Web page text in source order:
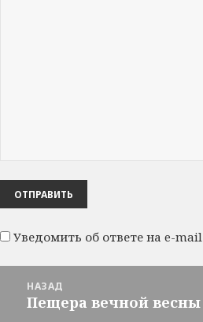
Уведомить об ответе на e-mail
НАЗАД
Предыдущая
Пещера вечной весны